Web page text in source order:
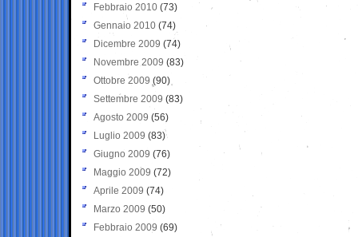
Febbraio 2010 (73)
Gennaio 2010 (74)
Dicembre 2009 (74)
Novembre 2009 (83)
Ottobre 2009 (90)
Settembre 2009 (83)
Agosto 2009 (56)
Luglio 2009 (83)
Giugno 2009 (76)
Maggio 2009 (72)
Aprile 2009 (74)
Marzo 2009 (50)
Febbraio 2009 (69)